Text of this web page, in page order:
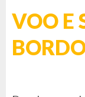
VOO E